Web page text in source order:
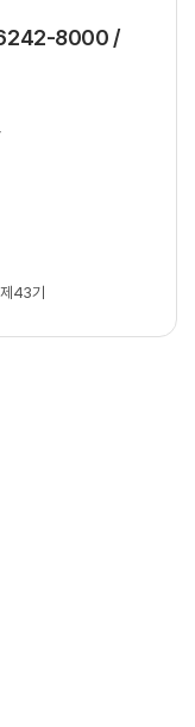
6242-8000 /
43기